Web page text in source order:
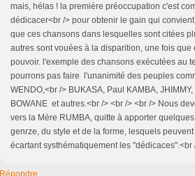
mais, hélas ! la première préoccupation c'est
dédicacer<br /> pour obtenir le gain qui
que ces chansons dans lesquelles sont citées
autres sont vouées à la disparition, une fois
pouvoir. l'exemple des chansons exécutées au
pourrons pas faire l'unanimité des peuples
WENDO,<br /> BUKASA, Paul KAMBA,
BOWANE et autres.<br /> <br /> <br /> Nous
vers la Mère RUMBA, quitte à apporter
genrze, du style et de la forme, lesquels
écartant systhématiquement les "dédicaces".<br
Répondre